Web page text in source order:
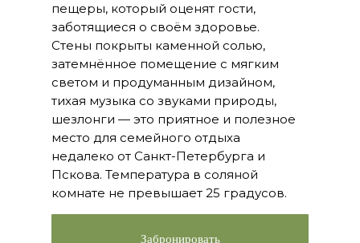
Забронировать
пещеры, который оценят гости,
заботящиеся о своём здоровье.
Стены покрыты каменной солью,
затемнённое помещение с мягким
светом и продуманным дизайном,
тихая музыка со звуками природы,
шезлонги — это приятное и полезное
место для семейного отдыха
недалеко от Санкт-Петербурга и
Пскова. Температура в соляной
комнате не превышает 25 градусов.